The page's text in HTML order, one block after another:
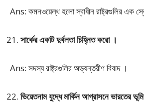
Ans: কমনওয়েল্থ হলো স্বাধীন রাষ্ট্রগুলির এক
সার্কের একটি দুর্বলতা চিহ্নিত করো ।
Ans: সদস্য রাষ্ট্রগুলির অভ্যন্তরীণ বিবাদ ।
ভিয়েতনাম যুদ্ধে মার্কিন আগ্রাসনে ভারতের